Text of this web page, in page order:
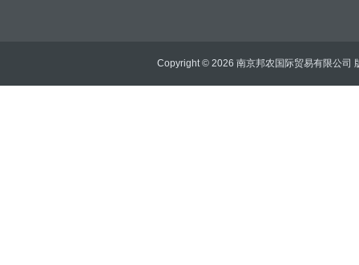
Copyright © 2026 南京邦农国际贸易有限公司